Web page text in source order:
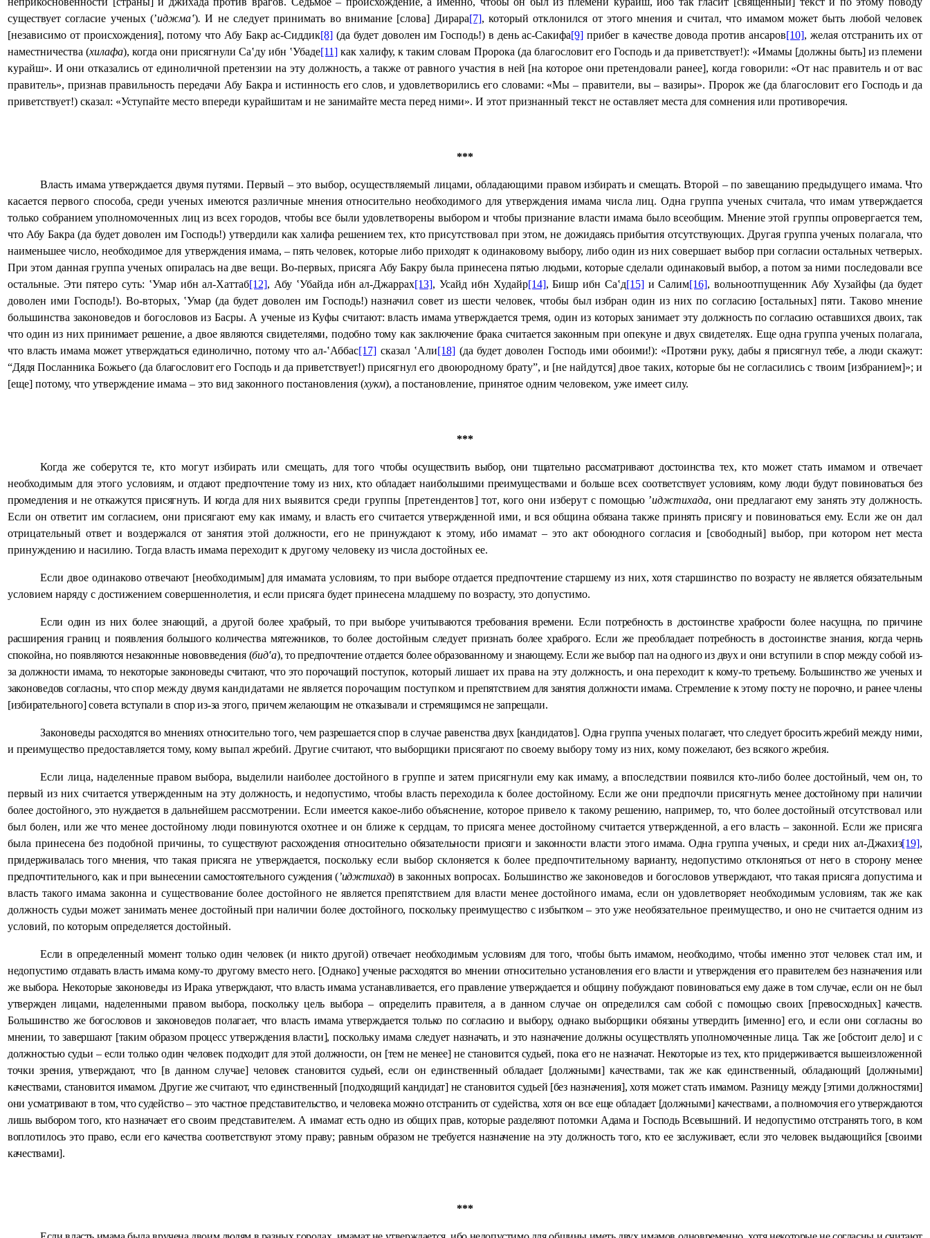
существует согласие ученых (’иджма‛). И не следует принимать во внимание [слова] Дирара[7], который отклонился от этого мнения и считал, что имамом может быть любой человек
[независимо от происхождения], потому что Абу Бакр ас-Сиддик[8] (да будет доволен им Господь!) в день ас-Сакифа[9] прибег в качестве довода против ансаров[10], желая отстранить их от
наместничества (хилафа), когда они присягнули Са‛ду ибн ‛Убаде[11] как халифу, к таким словам Пророка (да благословит его Господь и да приветствует!): «Имамы [должны быть] из племени
курайш». И они отказались от единоличной претензии на эту должность, а также от равного участия в ней [на которое они претендовали ранее], когда говорили: «От нас правитель и от вас
правитель», признав правильность передачи Абу Бакра и истинность его слов, и удовлетворились его словами: «Мы – правители, вы – вазиры». Пророк же (да благословит его Господь и да
приветствует!) сказал: «Уступайте место впереди курайшитам и не занимайте места перед ними». И этот признанный текст не оставляет места для сомнения или противоречия.
***
Власть имама утверждается двумя путями. Первый – это выбор, осуществляемый лицами, обладающими правом избирать и смещать. Второй – по завещанию предыдущего имама. Что
касается первого способа, среди ученых имеются различные мнения относительно необходимого для утверждения имама числа лиц. Одна группа ученых считала, что имам утверждается
только собранием уполномоченных лиц из всех городов, чтобы все были удовлетворены выбором и чтобы признание власти имама было всеобщим. Мнение этой группы опровергается тем,
что Абу Бакра (да будет доволен им Господь!) утвердили как халифа решением тех, кто присутствовал при этом, не дожидаясь прибытия отсутствующих. Другая группа ученых полагала, что
наименьшее число, необходимое для утверждения имама, – пять человек, которые либо приходят к одинаковому выбору, либо один из них совершает выбор при согласии остальных четверых.
При этом данная группа ученых опиралась на две вещи. Во-первых, присяга Абу Бакру была принесена пятью людьми, которые сделали одинаковый выбор, а потом за ними последовали все
остальные. Эти пятеро суть: ‛Умар ибн ал-Хаттаб[12], Абу ‛Убайда ибн ал-Джаррах[13], Усайд ибн Худайр[14], Бишр ибн Са‛д[15]и Салим[16], вольноотпущенник Абу Хузайфы (да будет
доволен ими Господь!). Во-вторых, ‛Умар (да будет доволен им Господь!) назначил совет из шести человек, чтобы был избран один из них по согласию [остальных] пяти. Таково мнение
большинства законоведов и богословов из Басры. А ученые из Куфы считают: власть имама утверждается тремя, один из которых занимает эту должностьпо согласию оставшихся двоих, так
что один из них принимает решение, а двое являются свидетелями, подобно тому как заключение брака считается законным при опекуне и двух свидетелях. Еще одна группа ученых полагала,
что власть имама может утверждаться единолично, потому что ал-‛Аббас[17] сказал ‛Али[18] (да будет доволен Господь имиобоими!): «Протяни руку, дабы я присягнул тебе, а люди скажут:
“Дядя Посланника Божьего (да благословит его Господь и да приветствует!) присягнул его двоюродному брату”, и [не найдутся] двое таких, которые бы не согласились с твоим [избранием]»; и
[еще] потому, что утверждение имама – это вид законного постановления (хукм), а постановление, принятое одним человеком, уже имеет силу.
***
Когда же соберутся те, кто могут избирать или смещать, для того чтобы осуществить выбор, они тщательно рассматривают достоинства тех, кто может стать имамом и отвечает
необходимым для этого условиям, и отдают предпочтение тому из них, кто обладает наибольшими преимуществами и больше всех соответствует условиям, кому люди будут повиноваться без
промедления и не откажутся присягнуть. И когда для них выявится среди группы [претендентов] тот, кого они изберутс помощью ’иджтихада, они предлагают ему занять эту должность.
Если он ответит им согласием, они присягают ему как имаму, и власть его считаетсяутвержденной ими, и вся община обязана также принять присягу и повиноваться ему. Если же он дал
отрицательный ответ и воздержался от занятия этой должности, его не принуждают к этому, ибо имамат – это акт обоюдного согласия и [свободный] выбор, при котором нет места
принуждению и насилию. Тогда власть имама переходит к другому человеку из числа достойных ее.
Если двое одинаково отвечают [необходимым] для имамата условиям, то при выборе отдается предпочтение старшему из них, хотя старшинство по возрасту не является обязательным
условием наряду с достижением совершеннолетия, и если присяга будет принесена младшему по возрасту, это допустимо.
Если один из них более знающий, а другой более храбрый, то при выборе учитываются требования времени. Если потребность в достоинстве храбрости более насущна, по причине
расширения границ и появления большого количества мятежников, то более достойным следует признать более храброго. Если же преобладает потребность в достоинстве знания, когда чернь
спокойна, но появляются незаконные нововведения (бид‛а), то предпочтение отдается более образованному и знающему. Если же выбор пал на одного из двух и они вступили в спор между собой из-
за должности имама, то некоторые законоведы считают, что это порочащийпоступок, который лишает их права на эту должность, и она переходит к кому-то третьему. Большинство же ученых и
законоведов согласны, чтоспор между двумя кандидатами не является порочащим поступкоми препятствием для занятия должности имама. Стремление к этому посту не порочно, и ранее члены
[избирательного] совета вступали в спор из-за этого, причем желающим не отказывали и стремящимся не запрещали.
Законоведы расходятся во мнениях относительно того, чем разрешается спор в случае равенства двух [кандидатов]. Одна группа ученых полагает, что следует бросить жребий между ними,
и преимущество предоставляется тому, кому выпал жребий. Другие считают, что выборщики присягают по своему выбору тому из них, кому пожелают, без всякого жребия.
Если лица, наделенные правом выбора, выделили наиболее достойного в группе и затем присягнули ему как имаму, а впоследствии появился кто-либо более достойный, чем он, то
первый из них считается утвержденным на эту должность, и недопустимо, чтобы власть переходила к более достойному. Если же они предпочли присягнуть менее достойному при наличии
более достойного, это нуждается в дальнейшемрассмотрении. Если имеется какое-либо объяснение, которое привело к такому решению, например, то, что более достойный отсутствовал или
был болен, или же что менее достойному люди повинуются охотнее и он ближе к сердцам, то присяга менее достойному считается утвержденной, а его власть – законной. Если же присяга
была принесена без подобной причины, тосуществуют расхождения относительно обязательности присяги и законности власти этого имама. Одна группа ученых, и среди них ал-Джахиз[19],
придерживалась того мнения, что такая присяга не утверждается, поскольку если выбор склоняется к более предпочтительномуварианту, недопустимо отклоняться от него в сторону менее
предпочтительного, как и при вынесении самостоятельного суждения (’иджтихад) в законных вопросах. Большинство же законоведов и богословов утверждают, что такая присяга допустима и
власть такого имама законна и существование более достойного не является препятствием для власти менее достойного имама, если он удовлетворяет необходимым условиям, так же как
должность судьи может занимать менее достойныйпри наличии более достойного, поскольку преимущество с избытком – это уже необязательное преимущество, и оно не считается одним из
условий, по которым определяется достойный.
Если в определенный момент только один человек (и никто другой) отвечает необходимым условиям для того, чтобы быть имамом, необходимо, чтобы именно этот человек стал им, и
недопустимо отдавать власть имама кому-то другому вместо него. [Однако] ученые расходятся во мнении относительно установления его власти и утверждения его правителем без назначения или
же выбора. Некоторые законоведы из Ирака утверждают, что власть имама устанавливается, его правление утверждается и общину побуждают повиноваться ему даже в том случае, если он не был
утвержден лицами, наделенными правом выбора, поскольку цель выбора – определить правителя, а в данном случае он определился сам собой с помощью своих [превосходных] качеств.
Большинство же богословов и законоведов полагает, что власть имама утверждается только по согласию и выбору, однако выборщики обязаны утвердить [именно] его, и если они согласны во
мнении, то завершают [таким образом процесс утверждения власти], поскольку имама следует назначать, и это назначение должны осуществлять уполномоченные лица. Так же [обстоит дело] и с
должностью судьи – если только один человек подходит для этой должности, он [тем не менее] не становится судьей, пока его не назначат. Некоторые из тех, кто придерживается вышеизложенной
точки зрения, утверждают, что [в данном случае] человек становится судьей, если он единственный обладает [должными] качествами, так же как единственный, обладающий [должными]
качествами, становится имамом. Другие же считают, что единственный [подходящий кандидат] не становится судьей [без назначения], хотя может стать имамом. Разницу между [этими должностями]
они усматривают в том, что судейство – это частное представительство, и человека можно отстранить от судейства, хотя он все еще обладает [должными] качествами, а полномочия его утверждаются
лишь выбором того, ктоназначает его своим представителем. А имамат есть одно из общих прав, которые разделяют потомки Адама и Господь Всевышний. И недопустимо отстранять того, в ком
воплотилось это право, если его качества соответствуют этому праву; равным образом не требуется назначение на эту должность того, кто ее заслуживает, если это человек выдающийся [своими
качествами].
***